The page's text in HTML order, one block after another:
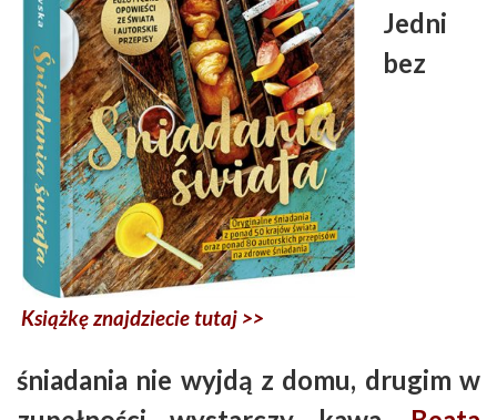
Książkę znajdziecie tutaj >>
Jedni
bez
śniadania nie wyjdą z domu, drugim w